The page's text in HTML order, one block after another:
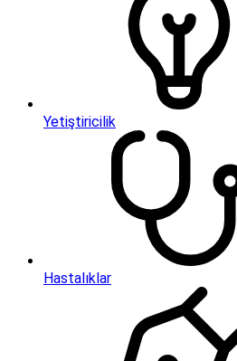
Yetiştiricilik
Hastalıklar